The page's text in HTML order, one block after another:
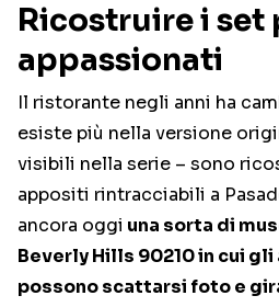
Ricostruire i set
appassionati
Il ristorante negli anni ha
esiste più nella versione
visibili nella serie – sono
appositi rintracciabili a
ancora oggi una sorta di
Beverly Hills 90210 in cui
possono scattarsi foto e